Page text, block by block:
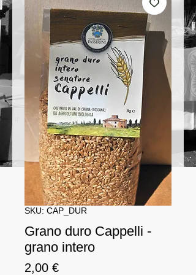
SKU: CAP_DUR
Grano duro Cappelli -
grano intero
2,00 €Prezzo